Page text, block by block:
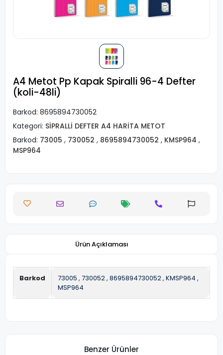
A4 Metot Pp Kapak Spiralli 96-4 Defter
(koli-48li)
Barkod: 8695894730052
Kategori: SİPRALLİ DEFTER A4 HARİTA METOT
Barkod: 73005 , 730052 , 8695894730052 , KMSP964 ,
MSP964
Ürün Açıklaması
Barkod 73005 , 730052, 8695894730052, KMSP964 ,
MSP964
Benzer Ürünler